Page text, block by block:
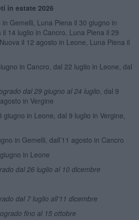
in estate 2026
Gemelli, Luna Piena il 30 giugno in
14 luglio in Cancro, Luna Piena il 29
il 12 agosto in Leone, Luna Piena il
in Cancro, dal 22 luglio in Leone, dal
dal 29 giugno al 24 luglio, dal 9
in Vergine
giugno in Leone, dal 9 luglio in Vergine,
in Gemelli, dall’11 agosto in Cancro
in Leone
dal 26 luglio al 10 dicembre
dal 7 luglio all’11 dicembre
fino al 15 ottobre